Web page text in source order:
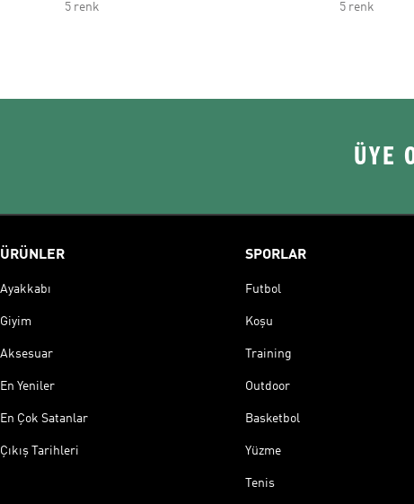
5 renk
5 renk
ÜYE
ÜRÜNLER
Ayakkabı
Giyim
Aksesuar
En Yeniler
En Çok Satanlar
Çıkış Tarihleri
SPORLAR
Futbol
Koşu
Training
Outdoor
Basketbol
Yüzme
Tenis